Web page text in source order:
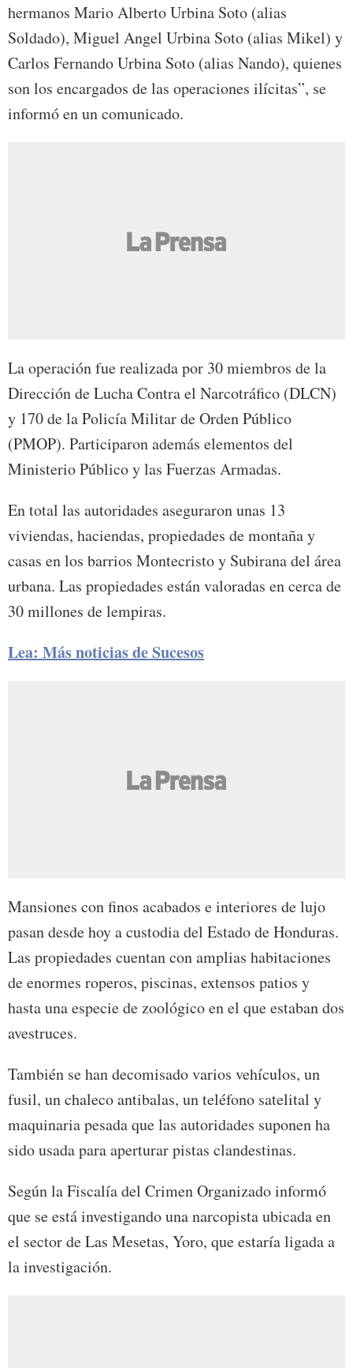
hermanos Mario Alberto Urbina Soto (alias
Soldado), Miguel Angel Urbina Soto (alias Mikel) y
Carlos Fernando Urbina Soto (alias Nando), quienes
son los encargados de las operaciones ilícitas”, se
informó en un comunicado.
La operación fue realizada por 30 miembros de la
Dirección de Lucha Contra el Narcotráfico (DLCN)
y 170 de la Policía Militar de Orden Público
(PMOP). Participaron además elementos del
Ministerio Público y las Fuerzas Armadas.
En total las autoridades aseguraron unas 13
viviendas, haciendas, propiedades de montaña y
casas en los barrios Montecristo y Subirana del área
urbana. Las propiedades están valoradas en cerca de
30 millones de lempiras.
Lea: Más noticias de Sucesos
Mansiones con finos acabados e interiores de lujo
pasan desde hoy a custodia del Estado de Honduras.
Las propiedades cuentan con amplias habitaciones
de enormes roperos, piscinas, extensos patios y
hasta una especie de zoológico en el que estaban dos
avestruces.
También se han decomisado varios vehículos, un
fusil, un chaleco antibalas, un teléfono satelital y
maquinaria pesada que las autoridades suponen ha
sido usada para aperturar pistas clandestinas.
Según la Fiscalía del Crimen Organizado informó
que se está investigando una narcopista ubicada en
el sector de Las Mesetas, Yoro, que estaría ligada a
la investigación.